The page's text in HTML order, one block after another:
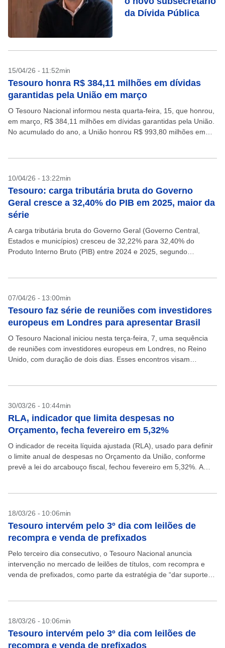
da Dívida Pública
15/04/26 - 11:52min
Tesouro honra R$ 384,11 milhões em dívidas
garantidas pela União em março
O Tesouro Nacional informou nesta quarta-feira, 15, que honrou,
em março, R$ 384,11 milhões em dívidas garantidas pela União.
No acumulado do ano, a União honrou R$ 993,80 milhões em
10/04/26 - 13:22min
Tesouro: carga tributária bruta do Governo
Geral cresce a 32,40% do PIB em 2025, maior da
série
A carga tributária bruta do Governo Geral (Governo Central,
Estados e municípios) cresceu de 32,22% para 32,40% do
Produto Interno Bruto (PIB) entre 2024 e 2025, segundo
07/04/26 - 13:00min
Tesouro faz série de reuniões com investidores
europeus em Londres para apresentar Brasil
O Tesouro Nacional iniciou nesta terça-feira, 7, uma sequência
de reuniões com investidores europeus em Londres, no Reino
Unido, com duração de dois dias. Esses encontros visam
30/03/26 - 10:44min
RLA, indicador que limita despesas no
Orçamento, fecha fevereiro em 5,32%
O indicador de receita líquida ajustada (RLA), usado para definir
o limite anual de despesas no Orçamento da União, conforme
prevê a lei do arcabouço fiscal, fechou fevereiro em 5,32%. A
18/03/26 - 10:06min
Tesouro intervém pelo 3º dia com leilões de
recompra e venda de prefixados
Pelo terceiro dia consecutivo, o Tesouro Nacional anuncia
intervenção no mercado de leilões de títulos, com recompra e
venda de prefixados, como parte da estratégia de “dar suporte
18/03/26 - 10:06min
Tesouro intervém pelo 3º dia com leilões de
recompra e venda de prefixados